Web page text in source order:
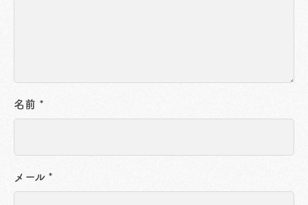
名前 *
メール *